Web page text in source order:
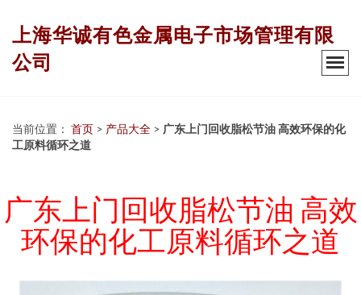
上海华诚有色金属电子市场管理有限
公司
当前位置： 首页 > 产品大全 > 广东上门回收脂松节油 高效环保的化
工原料循环之道
广东上门回收脂松节油 高效
环保的化工原料循环之道